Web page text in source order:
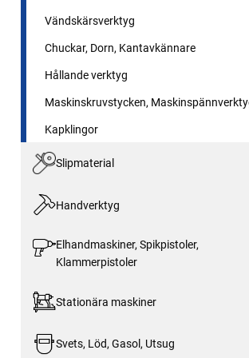
Vändskärsverktyg
Chuckar, Dorn, Kantavkännare
Hållande verktyg
Maskinskruvstycken,
Kapklingor
Slipmaterial
Handverktyg
Elhandmaskiner, Spikpistoler,
Klammerpistoler
Stationära maskiner
Svets, Löd, Gasol, Utsug